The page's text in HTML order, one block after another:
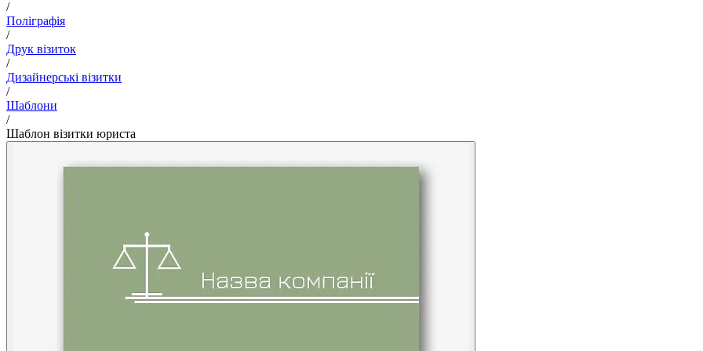
/
Поліграфія
/
Друк візиток
/
Дизайнерські візитки
/
Шаблони
/
Шаблон візитки юриста